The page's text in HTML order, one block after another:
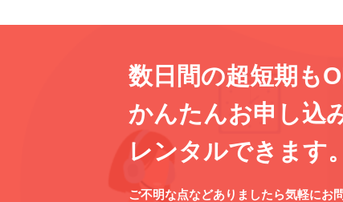
数日間の超短期も
かんたんお申し込
レンタルできます。
ご不明な点などありましたら気軽にお